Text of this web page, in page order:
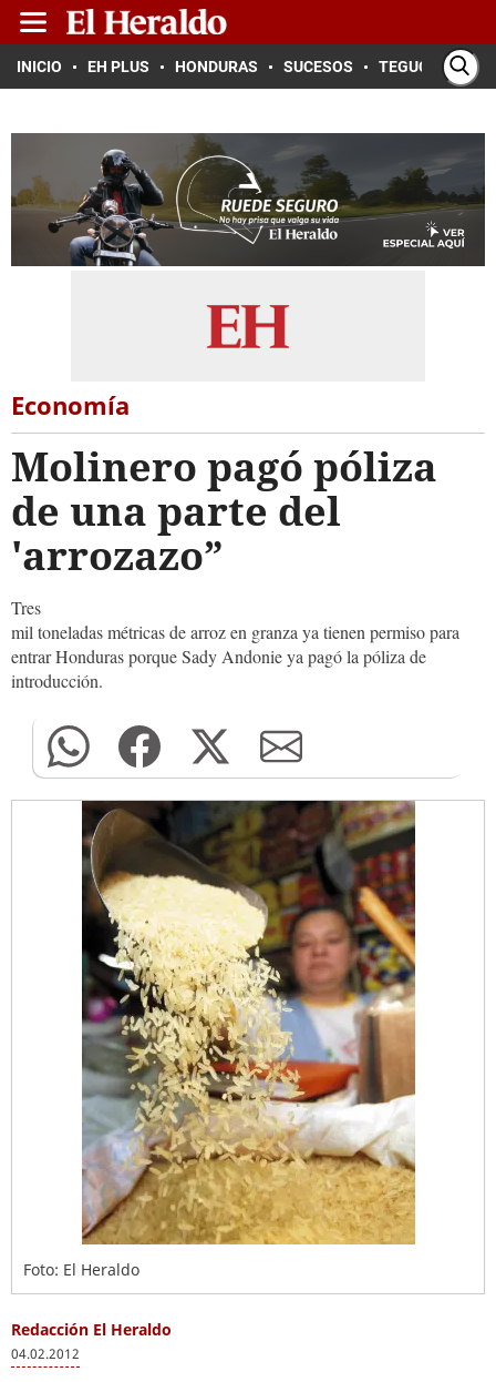
INICIO EH PLUS HONDURAS SUCESOS TEGUCIGALPA
Economía
Molinero pagó póliza
de una parte del
'arrozazo”
Tres
mil toneladas métricas de arroz en granza ya tienen permiso para
entrar Honduras porque Sady Andonie ya pagó la póliza de
introducción.
Foto: El Heraldo
Redacción El Heraldo
04.02.2012